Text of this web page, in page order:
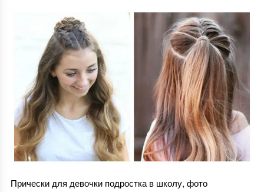
Прически для девочки подростка в школу, фото